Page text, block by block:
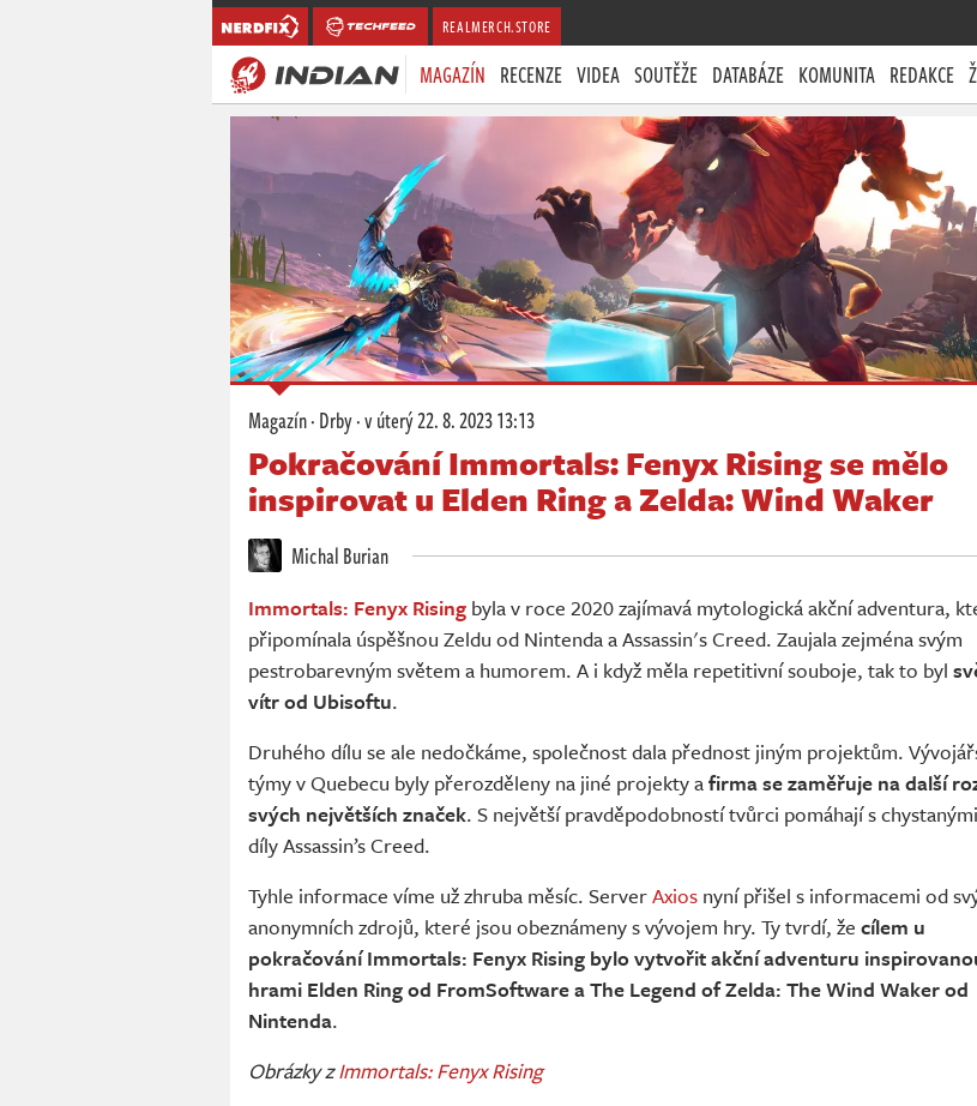
REALMERCH.STORE
MAGAZÍN RECENZE VIDEA SOUTĚŽE DATABÁZE KOMUNITA REDAKCE
Magazín·Drby·v úterý22. 8. 2023 13:13
Pokračování Immortals: Fenyx Rising se mělo
inspirovat u Elden Ring a Zelda: Wind Waker
Michal Burian
Immortals: Fenyx Rising byla v roce 2020 zajímavá mytologická akční adventura,
připomínala úspěšnou Zeldu od Nintenda a Assassin's Creed. Zaujala zejména svým
pestrobarevným světem a humorem. A i když měla repetitivní souboje, tak to byl
vítr od Ubisoftu.
Druhého dílu se ale nedočkáme, společnost dala přednost jiným projektům.
týmy v Quebecu byly přerozděleny na jiné projekty afirma se zaměřuje na další
svých největších značek. S největší pravděpodobností tvůrci pomáhají s chystanými
díly Assassin’s Creed.
Tyhle informace víme už zhruba měsíc. ServerAxios nyní přišel s informacemi od
anonymních zdrojů, které jsou obeznámeny s vývojem hry. Ty tvrdí, že cílem u
pokračování Immortals: Fenyx Rising bylo vytvořit akční adventuru
hrami Elden Ring od FromSoftware a The Legend of Zelda: The Wind Waker od
Nintenda.
Obrázky zImmortals: Fenyx Rising